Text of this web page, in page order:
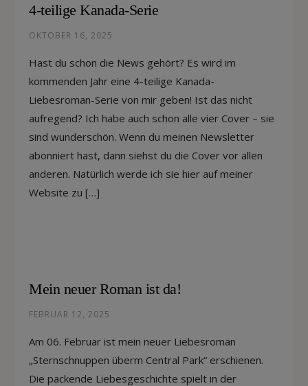
4-teilige Kanada-Serie
OKTOBER 16, 2025
Hast du schon die News gehört? Es wird im
kommenden Jahr eine 4-teilige Kanada-
Liebesroman-Serie von mir geben! Ist das nicht
aufregend? Ich habe auch schon alle vier Cover – sie
sind wunderschön. Wenn du meinen Newsletter
abonniert hast, dann siehst du die Cover vor allen
anderen. Natürlich werde ich sie hier auf meiner
Website zu […]
Mein neuer Roman ist da!
FEBRUAR 12, 2025
Am 06. Februar ist mein neuer Liebesroman
„Sternschnuppen überm Central Park“ erschienen.
Die packende Liebesgeschichte spielt in der